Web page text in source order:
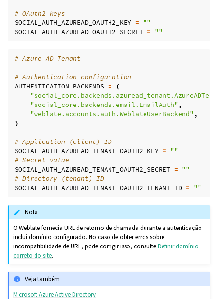
# OAuth2 keys
SOCIAL_AUTH_AZUREAD_OAUTH2_KEY = ""
SOCIAL_AUTH_AZUREAD_OAUTH2_SECRET = ""
# Azure AD Tenant
# Authentication configuration
AUTHENTICATION_BACKENDS =
(
"social_core.backends.email.EmailAuth",
"weblate.accounts.auth.WeblateUserBackend",
)
# Application (client) ID
SOCIAL_AUTH_AZUREAD_TENANT_OAUTH2_KEY = ""
# Secret value
SOCIAL_AUTH_AZUREAD_TENANT_OAUTH2_SECRET = ""
# Directory (tenant) ID
SOCIAL_AUTH_AZUREAD_TENANT_OAUTH2_TENANT_ID = ""
Nota
O Weblate fornecia URL de retorno de chamada durante a autenticação
inclui domínio configurado. No caso de obter erros sobre
incompatibilidade de URL, pode corrigir isso, consulteDefinir domínio
correto do site.
Veja também
Microsoft Azure Active Directory